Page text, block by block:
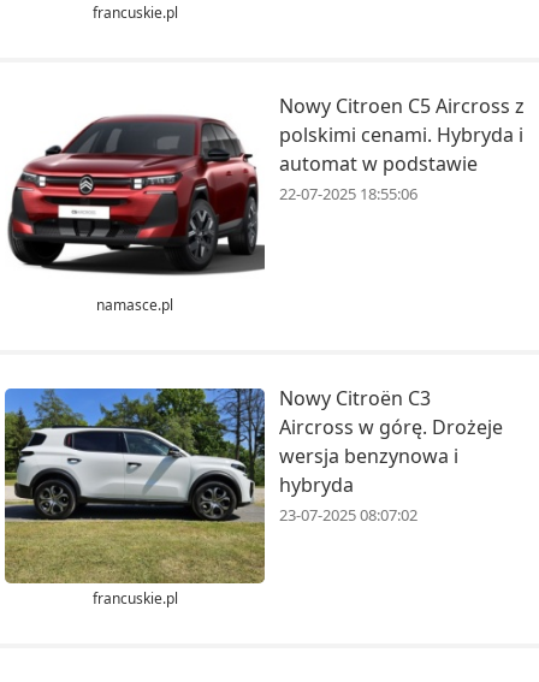
francuskie.pl
namasce.pl
Nowy Citroen C5 Aircross z
polskimi cenami. Hybryda i
automat w podstawie
22-07-2025 18:55:06
francuskie.pl
Nowy Citroën C3
Aircross w górę. Drożeje
wersja benzynowa i
hybryda
23-07-2025 08:07:02